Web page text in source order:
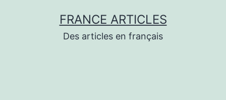
FRANCE ARTICLES
Des articles en français